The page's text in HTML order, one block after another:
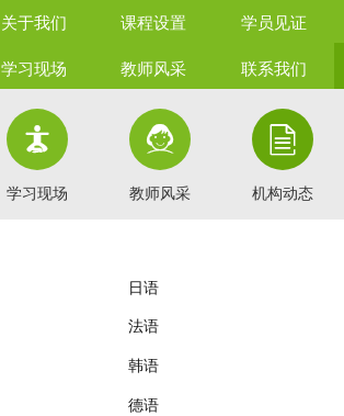
联系我们
关于我们 课程设置 学员见证
学习现场 教师风采 联系我们

学习现场

教师风采

机构动态
日语
法语
韩语
德语